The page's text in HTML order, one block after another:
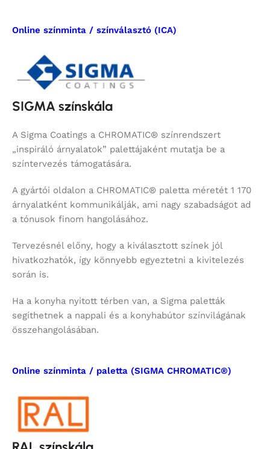
Online színminta / színválasztó (ICA)
SIGMA színskála
A Sigma Coatings a CHROMATIC® színrendszert
„inspiráló árnyalatok” palettájaként mutatja be a
színtervezés támogatására.
A gyártói oldalon a CHROMATIC® paletta méretét 1 170
árnyalatként kommunikálják, ami nagy szabadságot ad
a tónusok finom hangolásához.
Tervezésnél előny, hogy a kiválasztott színek jól
hivatkozhatók, így könnyebb egyeztetni a kivitelezés
során is.
Ha a konyha nyitott térben van, a Sigma paletták
segíthetnek a nappali és a konyhabútor színvilágának
összehangolásában.
Online színminta / paletta (SIGMA CHROMATIC®)